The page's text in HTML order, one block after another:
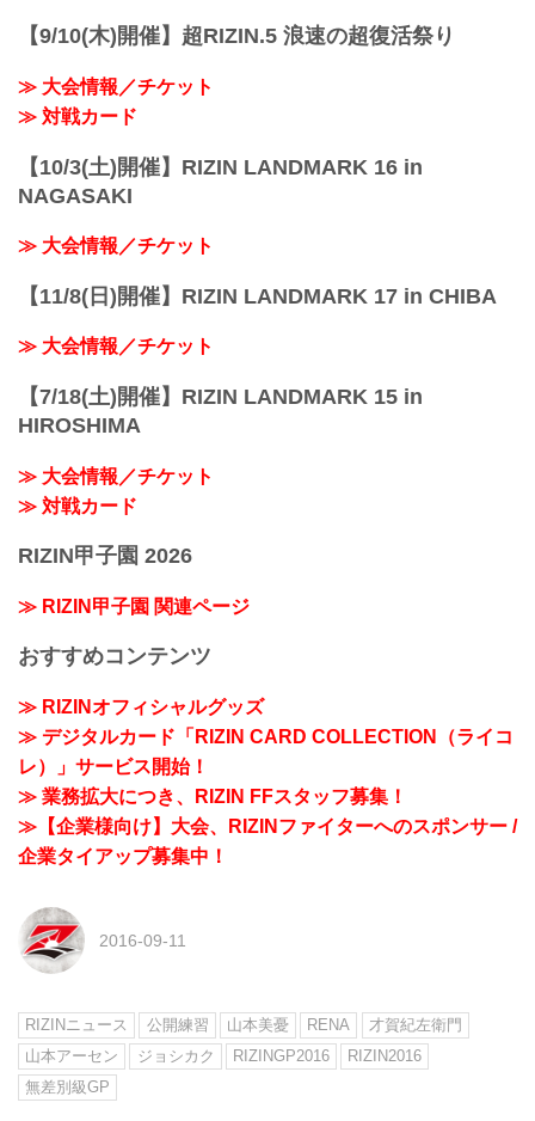
【9/10(木)開催】超RIZIN.5 浪速の超復活祭り
≫ 大会情報／チケット
≫ 対戦カード
【10/3(土)開催】RIZIN LANDMARK 16 in
NAGASAKI
≫ 大会情報／チケット
【11/8(日)開催】RIZIN LANDMARK 17 in CHIBA
≫ 大会情報／チケット
【7/18(土)開催】RIZIN LANDMARK 15 in
HIROSHIMA
≫ 大会情報／チケット
≫ 対戦カード
RIZIN甲子園 2026
≫ RIZIN甲子園 関連ページ
おすすめコンテンツ
≫ RIZINオフィシャルグッズ
≫ デジタルカード「RIZIN CARD COLLECTION（ライコ
レ）」サービス開始！
≫ 業務拡大につき、RIZIN FFスタッフ募集！
≫【企業様向け】大会、RIZINファイターへのスポンサー /
企業タイアップ募集中！
2016-09-11
RIZINニュース 公開練習 山本美憂 RENA
才賀紀左衛門
山本アーセン
ジョシカク RIZINGP2016
RIZIN2016
無差別級GP